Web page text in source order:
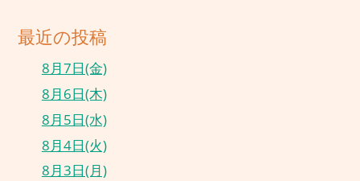
最近の投稿
8月7日(金)
8月6日(木)
8月5日(水)
8月4日(火)
8月3日(月)